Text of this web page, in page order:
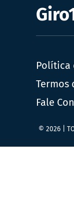
Política
Termos
Fale
© 2026 |